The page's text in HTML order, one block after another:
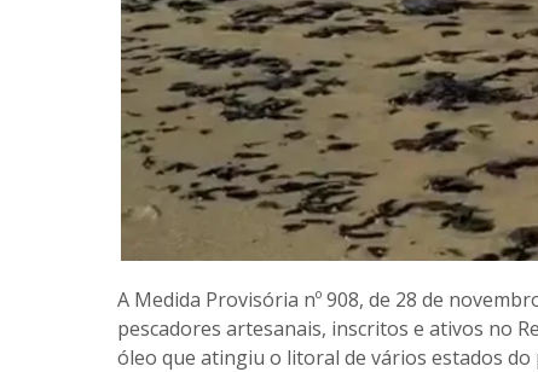
A Medida Provisória nº 908, de 28 de
pescadores artesanais, inscritos e ativos no
óleo que atingiu o litoral de vários estados